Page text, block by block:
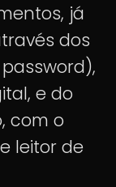
já
dos
e do
com o
leitor de